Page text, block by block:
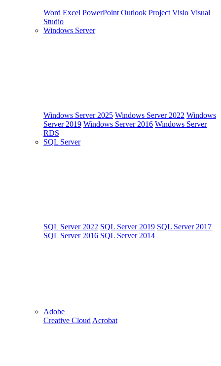
Word Excel PowerPoint Outlook Project Visio Visual
Studio
Windows Server
Windows Server 2025 Windows Server 2022 Windows
Server 2019 Windows Server 2016 Windows Server
RDS
SQL Server
SQL Server 2022 SQL Server 2019 SQL Server 2017
SQL Server 2016 SQL Server 2014
Adobe
Creative Cloud Acrobat